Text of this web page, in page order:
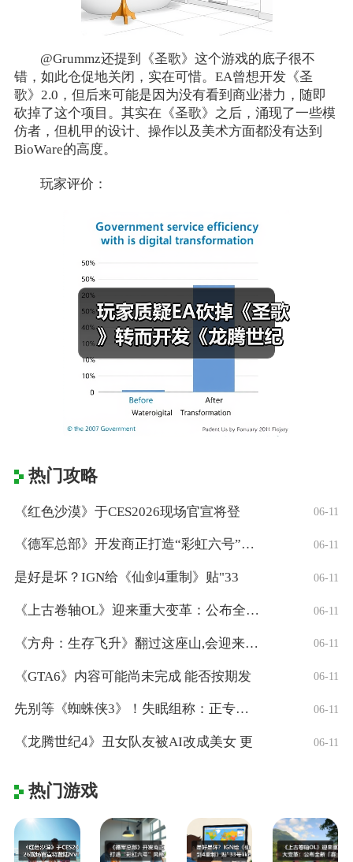
@Grummz还提到《圣歌》这个游戏的底子很不
错，如此仓促地关闭，实在可惜。EA曾想开发《圣
歌》2.0，但后来可能是因为没有看到商业潜力，随即
砍掉了这个项目。其实在《圣歌》之后，涌现了一些模
仿者，但机甲的设计、操作以及美术方面都没有达到
BioWare的高度。
玩家评价：
热门攻略
《红色沙漠》于CES2026现场官宣将登 06-11
《德军总部》开发商正打造“彩虹六号”风格 06-11
是好是坏？IGN给《仙剑4重制》贴"33 06-11
《上古卷轴OL》迎来重大变革：公布全新「 06-11
《方舟：生存飞升》翻过这座山,会迎来真正 06-11
《GTA6》内容可能尚未完成 能否按期发 06-11
先别等《蜘蛛侠3》！失眠组称：正专注打造 06-11
《龙腾世纪4》丑女队友被AI改成美女 更 06-11
热门游戏